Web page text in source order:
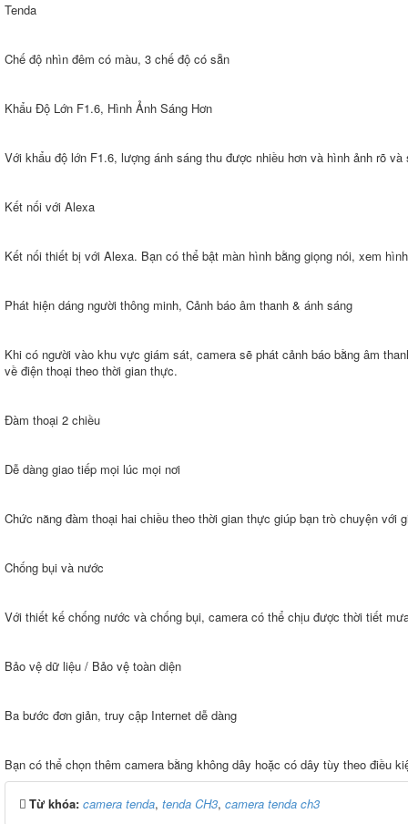
Tenda
Chế độ nhìn đêm có màu, 3 chế độ có sẵn
Khẩu Độ Lớn F1.6, Hình Ảnh Sáng Hơn
Với khẩu độ lớn F1.6, lượng ánh sáng thu được nhiều hơn và hình ảnh rõ
Kết nối với Alexa
Kết nối thiết bị với Alexa. Bạn có thể bật màn hình bằng giọng nói, xem
Phát hiện dáng người thông minh, Cảnh báo âm thanh & ánh sáng
Khi có người vào khu vực giám sát, camera sẽ phát cảnh báo bằng âm
về điện thoại theo thời gian thực.
Đàm thoại 2 chiều
Dễ dàng giao tiếp mọi lúc mọi nơi
Chức năng đàm thoại hai chiều theo thời gian thực giúp bạn trò chuyện
Chống bụi và nước
Với thiết kế chống nước và chống bụi, camera có thể chịu được thời tiết
Bảo vệ dữ liệu / Bảo vệ toàn diện
Ba bước đơn giản, truy cập Internet dễ dàng
Bạn có thể chọn thêm camera bằng không dây hoặc có dây tùy theo điều
Từ khóa: camera tenda, tenda CH3, camera tenda ch3